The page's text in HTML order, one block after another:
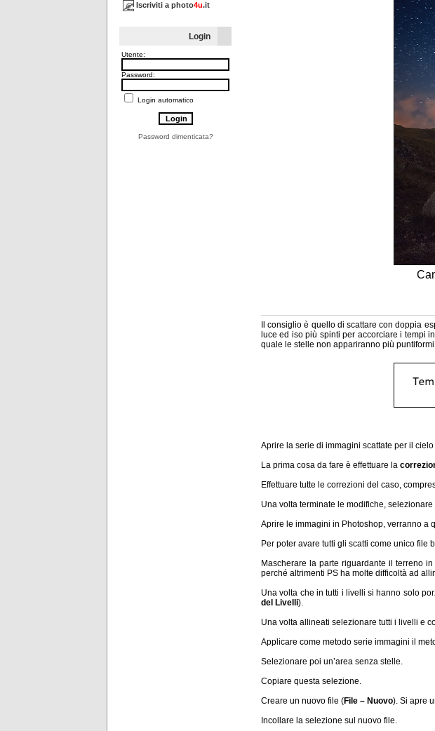
Iscriviti a photo4u.it
Login
Utente:
Password:
Login automatico
Password dimenticata?
Il consiglio è quello di scattare con doppia
luce ed iso più spinti per accorciare i tempi
quale le stelle non appariranno più
Aprire la serie di immagini scattate per il cielo
La prima cosa da fare è effettuare la
Effettuare tutte le correzioni del caso,
Una volta terminate le modifiche,
Aprire le immagini in Photoshop, verranno a
Per poter avare tutti gli scatti come unico file
Mascherare la parte riguardante il terreno
perché altrimenti PS ha molte difficoltà ad
Una volta che in tutti i livelli si hanno solo
del Livelli).
Una volta allineati selezionare tutti i livelli e
Applicare come metodo serie immagini il
Selezionare poi un’area senza stelle.
Copiare questa selezione.
Creare un nuovo file (File – Nuovo). Si apre
Incollare la selezione sul nuovo file.